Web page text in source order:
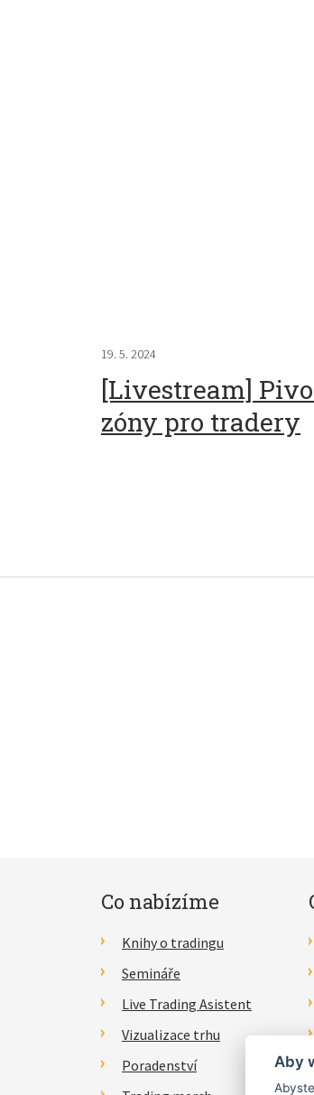
19. 5. 2024
[Livestream]
zóny pro tradery
Co nabízíme
Knihy o tradingu
Semináře
Live Trading Asistent
Vizualizace trhu
Poradenství
Aby